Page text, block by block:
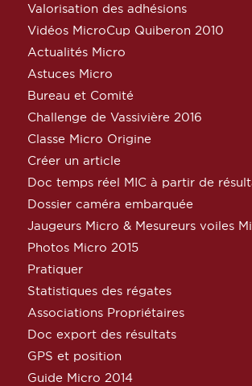
Valorisation des adhésions
Vidéos MicroCup Quiberon 2010
Actualités Micro
Astuces Micro
Bureau et Comité
Challenge de Vassivière 2016
Classe Micro Origine
Créer un article
Doc temps réel MIC à partir de
Dossier caméra embarquée
Jaugeurs Micro & Mesureurs voiles
Photos Micro 2015
Pratiquer
Statistiques des régates
Associations Propriétaires
Doc export des résultats
GPS et position
Guide Micro 2014